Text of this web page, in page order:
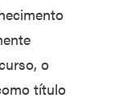
o
título